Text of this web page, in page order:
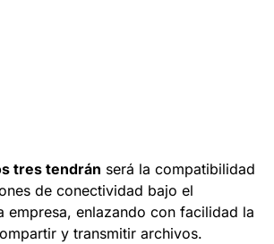
tres tendrán será la compatibilidad
de conectividad bajo el
empresa, enlazando con facilidad la
y transmitir archivos.